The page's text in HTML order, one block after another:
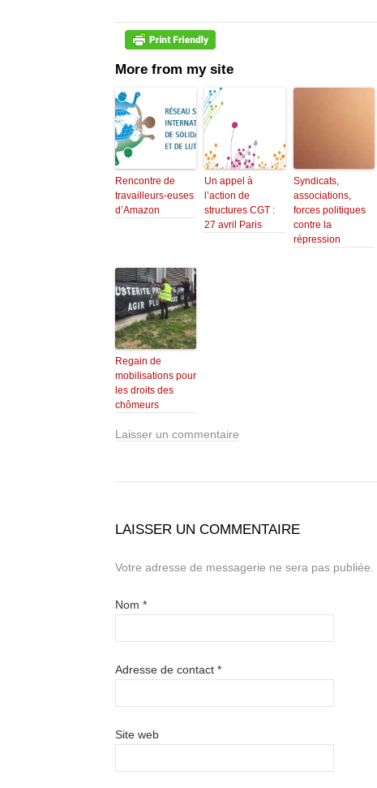
More from my site
Rencontre de
travailleurs-euses
d’Amazon
Un appel à
l’action de
structures CGT :
27 avril Paris
Syndicats,
associations,
forces politiques
contre la
répression
Regain de
mobilisations pour
les droits des
chômeurs
Laisser un commentaire
LAISSER UN COMMENTAIRE
Votre adresse de messagerie ne sera pas publiée.
Nom *
Adresse de contact *
Site web